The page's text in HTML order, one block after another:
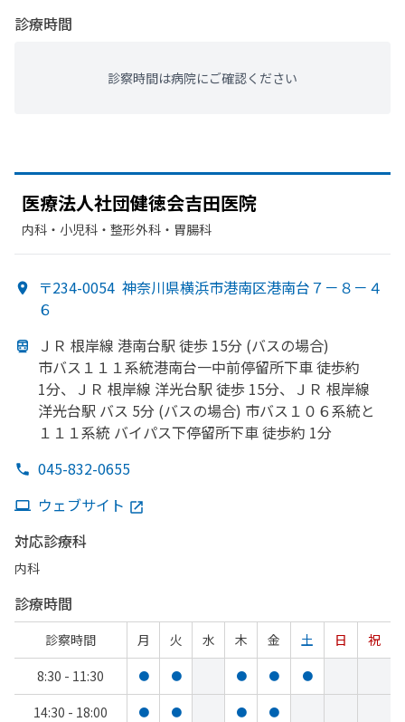
診療時間
診察時間は病院にご確認ください
医療法人社団健徳会吉田医院
内科・​小児科・​整形外科・​胃腸科
〒234-0054 神奈川県横浜市港南区港南台７－８－４
６
ＪＲ 根岸線 港南台駅 徒歩 15分 (バスの場合)
市バス１１１系統港南台一中前停留所下車 徒歩約
1分、 ＪＲ 根岸線 洋光台駅 徒歩 15分、 ＪＲ 根岸線
洋光台駅 バス 5分 (バスの場合) 市バス１０６系統と
１１１系統 バイパス下停留所下車 徒歩約 1分
045-832-0655
ウェブサイト
対応診療科
内科
診療時間
診察時間 月 火 水 木 金 土 日
祝
8:30 - 11:30
● ● ● ● ●
14:30 - 18:00 ● ● ● ●